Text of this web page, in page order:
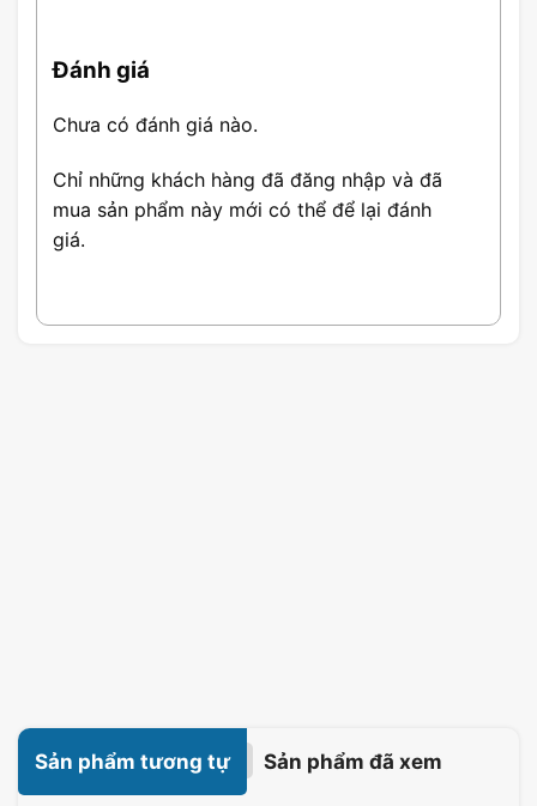
Đánh giá
Chưa có đánh giá nào.
Chỉ những khách hàng đã đăng nhập và đã
mua sản phẩm này mới có thể để lại đánh
giá.
Sản phẩm tương tự Sản phẩm đã xem